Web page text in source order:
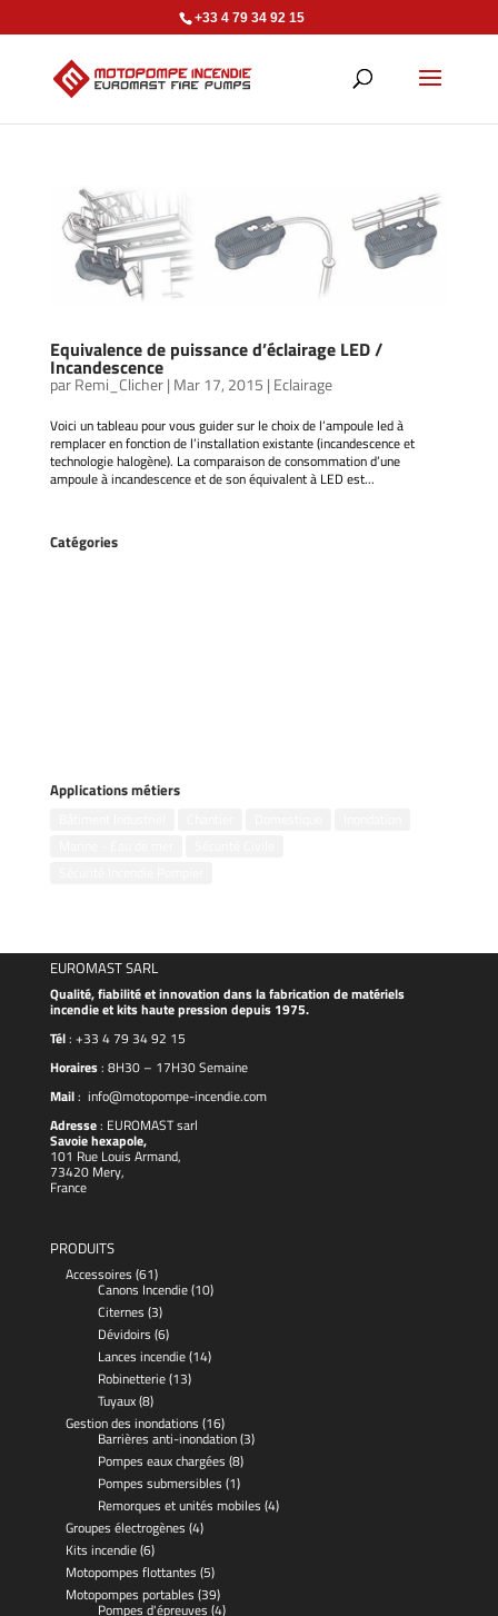
+33 4 79 34 92 15
Equivalence de puissance d’éclairage LED /
Incandescence
parRemi_Clicher| Mar 17, 2015 | Eclairage
Voici un tableau pour vous guider sur le choix de l’ampoule led à
remplacer en fonction de l’installation existante (incandescence et
technologie halogène). La comparaison de consommation d’une
ampoule à incandescence et de son équivalent à LED est...
Catégories
Applications métiers
EUROMAST SARL
Qualité, fiabilité et innovation dans la fabrication de matériels
incendie et kits haute pression depuis 1975.
Tél: +33 4 79 34 92 15
Horaires: 8H30 – 17H30 Semaine
Mail: info@motopompe-incendie.com
Adresse: EUROMASTsarl
Savoie hexapole,
101 Rue Louis Armand,
73420 Mery,
France
PRODUITS
Accessoires (61)
Canons Incendie(10)
Citernes (3)
Dévidoirs (6)
Lances incendie(14)
Robinetterie(13)
Tuyaux(8)
Gestion des inondations (16)
Barrières anti-inondation(3)
Pompes eaux chargées (8)
Pompes submersibles (1)
Remorques et unités mobiles (4)
Groupes électrogènes (4)
Kits incendie(6)
Motopompes flottantes (5)
Motopompes portables (39)
Pompes d'épreuves (4)